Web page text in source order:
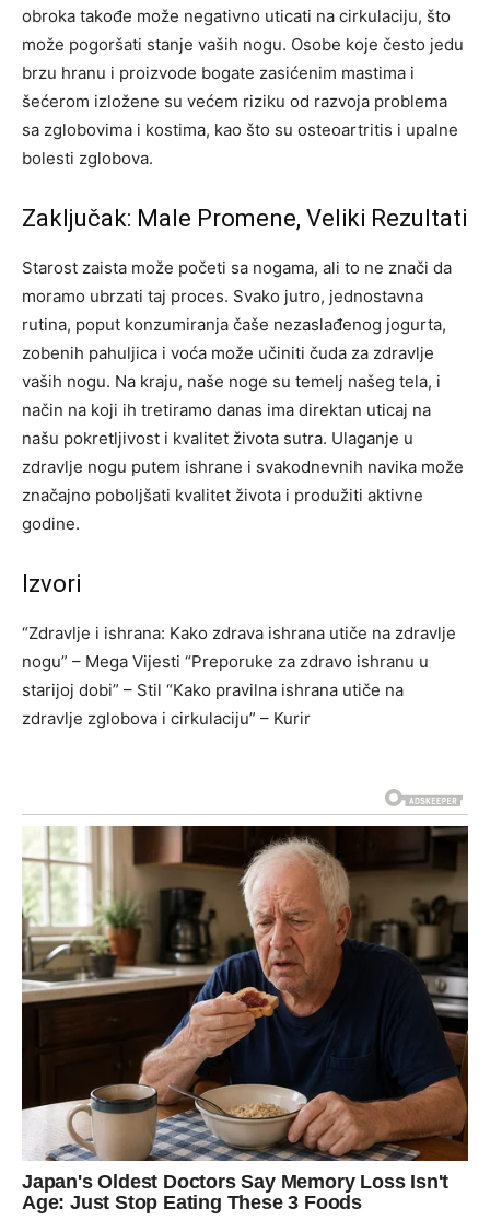
obroka takođe može negativno uticati na cirkulaciju, što
može pogoršati stanje vaših nogu. Osobe koje često jedu
brzu hranu i proizvode bogate zasićenim mastima i
šećerom izložene su većem riziku od razvoja problema
sa zglobovima i kostima, kao što su osteoartritis i upalne
bolesti zglobova.
Zaključak: Male Promene, Veliki Rezultati
Starost zaista može početi sa nogama, ali to ne znači da
moramo ubrzati taj proces. Svako jutro, jednostavna
rutina, poput konzumiranja čaše nezaslađenog jogurta,
zobenih pahuljica i voća može učiniti čuda za zdravlje
vaših nogu. Na kraju, naše noge su temelj našeg tela, i
način na koji ih tretiramo danas ima direktan uticaj na
našu pokretljivost i kvalitet života sutra. Ulaganje u
zdravlje nogu putem ishrane i svakodnevnih navika može
značajno poboljšati kvalitet života i produžiti aktivne
godine.
Izvori
“Zdravlje i ishrana: Kako zdrava ishrana utiče na zdravlje
nogu” – Mega Vijesti “Preporuke za zdravo ishranu u
starijoj dobi” – Stil “Kako pravilna ishrana utiče na
zdravlje zglobova i cirkulaciju” – Kurir